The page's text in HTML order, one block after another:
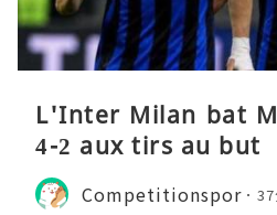
L'Inter Milan bat
4-2 aux tirs au but
Competitionspor